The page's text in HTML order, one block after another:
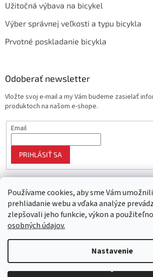
Používame cookies, aby sme Vám
prehliadanie webu a vďaka analýze
zlepšovali jeho funkcie, výkon a
osobných údajov.
Nastavenie
Objednaný tovar si môžete prevziať osobne v predajni
Užitočná výbava na bicykel
Výber správnej veľkosti a typu bicykla
Prvotné poskladanie bicykla
Odoberať newsletter
Vložte svoj e-mail a my Vám budeme zasielať
produktoch na našom e-shope.
Email
PRIHLÁSIŤ SA
Vytvoril Shoptet
Copyright 2026Najlepší nákup. Všetky